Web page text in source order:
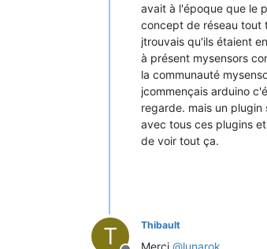
avait à l'époque que le
concept de réseau tout
jtrouvais qu'ils étaient
à présent mysensors
la communauté
jcommençais arduino
regarde. mais un
avec tous ces plugins
de voir tout ça.
T Thibault